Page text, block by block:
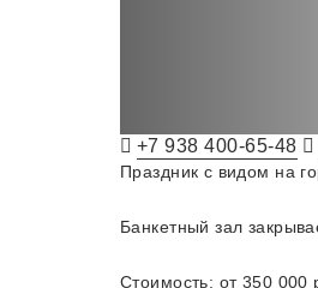
+7 938 400-65-48
Праздник с видом на
Банкетный зал
Стоимость: от 350 000